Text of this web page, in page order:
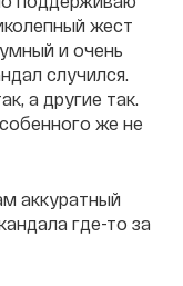
жест
и очень
случился.
а другие так.
же не
аккуратный
где-то за